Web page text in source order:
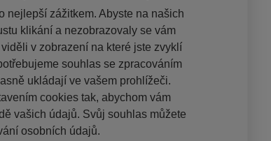
nejlepší zážitkem. Abyste na našich
klikání a nezobrazovaly se vám
v zobrazení na které jste zvyklí
souhlas se zpracováním
ukládají ve vašem prohlížeči.
cookies tak, abychom vám
vašich údajů. Svůj souhlas můžete
osobních údajů.